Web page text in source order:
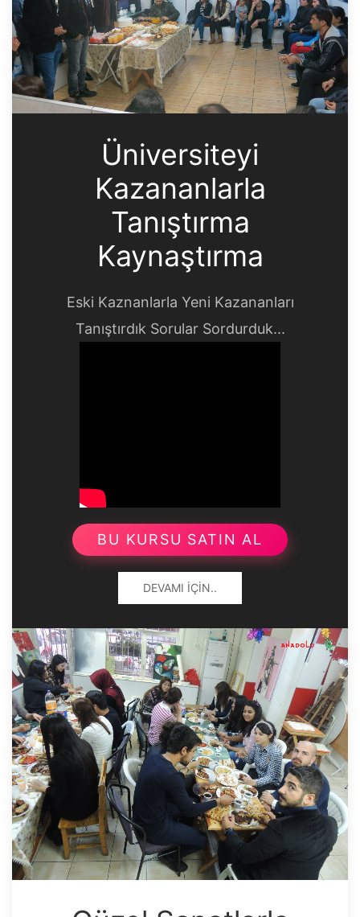
Üniversiteyi
Kazananlarla
Tanıştırma
Kaynaştırma
Eski Kaznanlarla Yeni Kazananları
Tanıştırdık Sorular Sordurduk...
BU KURSU SATIN AL
DEVAMI İÇIN..